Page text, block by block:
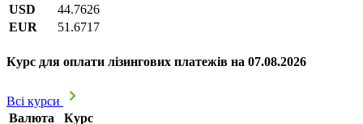
USD
44.7626
EUR
51.6717
Курс для оплати лізингових платежів на 07.08.2026
Всі курси
Валюта
Курс